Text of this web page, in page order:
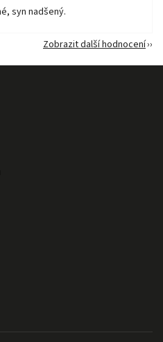
syn nadšený.
Zobrazit další hodnocení